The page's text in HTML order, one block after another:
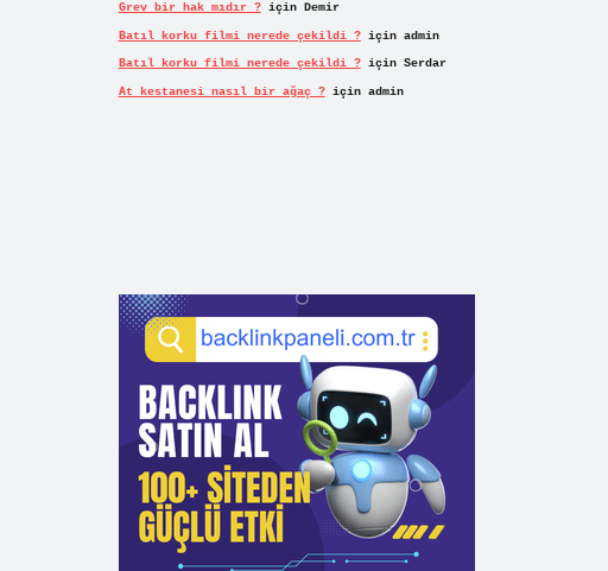
Grev bir hak mıdır ?için Demir
Batıl korku filmi nerede çekildi ?için admin
Batıl korku filmi nerede çekildi ?için Serdar
At kestanesi nasıl bir ağaç ?için admin